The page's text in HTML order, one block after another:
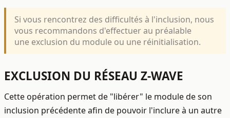
Si vous rencontrez des difficultés à l'inclusion, nous
vous recommandons d'effectuer au préalable
une exclusion du module ou une réinitialisation.
EXCLUSION DU RÉSEAU Z-WAVE
Cette opération permet de "libérer" le module de son
inclusion précédente afin de pouvoir l'inclure à un autre